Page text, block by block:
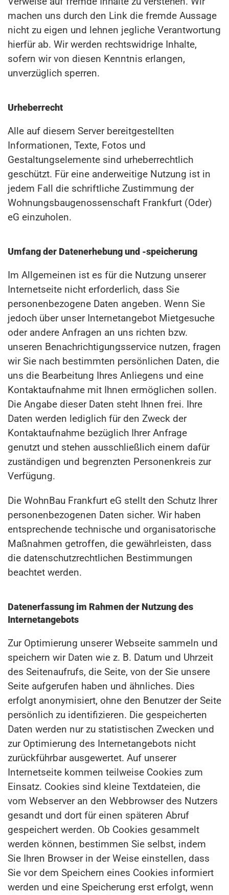
machen uns durch den Link die fremde Aussage
nicht zu eigen und lehnen jegliche Verantwortung
hierfür ab. Wir werden rechtswidrige Inhalte,
sofern wir von diesen Kenntnis erlangen,
unverzüglich sperren.
Urheberrecht
Alle auf diesem Server bereitgestellten
Informationen, Texte, Fotos und
Gestaltungselemente sind urheberrechtlich
geschützt. Für eine anderweitige Nutzung ist in
jedem Fall die schriftliche Zustimmung der
Wohnungsbaugenossenschaft Frankfurt (Oder)
eG einzuholen.
Umfang der Datenerhebung und -speicherung
Im Allgemeinen ist es für die Nutzung unserer
Internetseite nicht erforderlich, dass Sie
personenbezogene Daten angeben. Wenn Sie
jedoch über unser Internetangebot Mietgesuche
oder andere Anfragen an uns richten bzw.
unseren Benachrichtigungsservice nutzen, fragen
wir Sie nach bestimmten persönlichen Daten, die
uns die Bearbeitung Ihres Anliegens und eine
Kontaktaufnahme mit Ihnen ermöglichen sollen.
Die Angabe dieser Daten steht Ihnen frei. Ihre
Daten werden lediglich für den Zweck der
Kontaktaufnahme bezüglich Ihrer Anfrage
genutzt und stehen ausschließlich einem dafür
zuständigen und begrenzten Personenkreis zur
Verfügung.
Die WohnBau Frankfurt eG stellt den Schutz Ihrer
personenbezogenen Daten sicher. Wir haben
entsprechende technische und organisatorische
Maßnahmen getroffen, die gewährleisten, dass
die datenschutzrechtlichen Bestimmungen
beachtet werden.
Datenerfassung im Rahmen der Nutzung des
Internetangebots
Zur Optimierung unserer Webseite sammeln und
speichern wir Daten wie z. B. Datum und Uhrzeit
des Seitenaufrufs, die Seite, von der Sie unsere
Seite aufgerufen haben und ähnliches. Dies
erfolgt anonymisiert, ohne den Benutzer der Seite
persönlich zu identifizieren. Die gespeicherten
Daten werden nur zu statistischen Zwecken und
zur Optimierung des Internetangebots nicht
zurückführbar ausgewertet. Auf unserer
Internetseite kommen teilweise Cookies zum
Einsatz. Cookies sind kleine Textdateien, die
vom Webserver an den Webbrowser des Nutzers
gesandt und dort für einen späteren Abruf
gespeichert werden. Ob Cookies gesammelt
werden können, bestimmen Sie selbst, indem
Sie Ihren Browser in der Weise einstellen, dass
Sie vor dem Speichern eines Cookies informiert
werden und eine Speicherung erst erfolgt, wenn